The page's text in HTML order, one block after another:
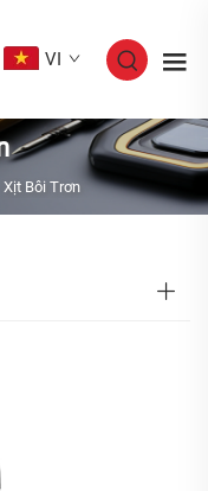
VI
Xịt Bôi Trơn